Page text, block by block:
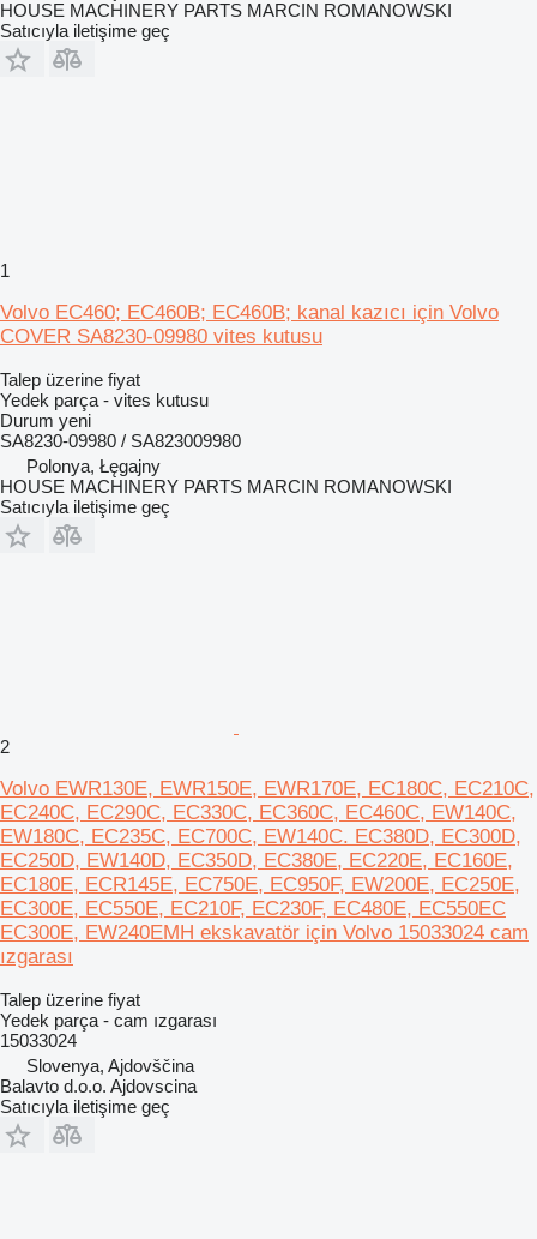
HOUSE MACHINERY PARTS MARCIN ROMANOWSKI
Satıcıyla iletişime geç
1
Volvo EC460; EC460B; EC460B; kanal kazıcı için Volvo
COVER SA8230-09980 vites kutusu
Talep üzerine fiyat
Yedek parça - vites kutusu
Durum yeni
SA8230-09980 / SA823009980
Polonya, Łęgajny
HOUSE MACHINERY PARTS MARCIN ROMANOWSKI
Satıcıyla iletişime geç
2
Volvo EWR130E, EWR150E, EWR170E, EC180C, EC210C,
EC240C, EC290C, EC330C, EC360C, EC460C, EW140C,
EW180C, EC235C, EC700C, EW140C. EC380D, EC300D,
EC250D, EW140D, EC350D, EC380E, EC220E, EC160E,
EC180E, ECR145E, EC750E, EC950F, EW200E, EC250E,
EC300E, EC550E, EC210F, EC230F, EC480E, EC550EC
EC300E, EW240EMH ekskavatör için Volvo 15033024 cam
ızgarası
Talep üzerine fiyat
Yedek parça - cam ızgarası
15033024
Slovenya, Ajdovščina
Balavto d.o.o. Ajdovscina
Satıcıyla iletişime geç